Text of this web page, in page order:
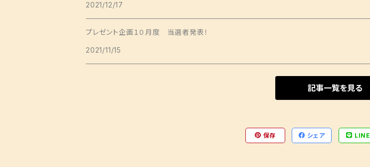
2021/12/17
プレゼント企画１０月度 当選者発表！
2021/11/15
記事一覧を見る
保存 シェア LINE